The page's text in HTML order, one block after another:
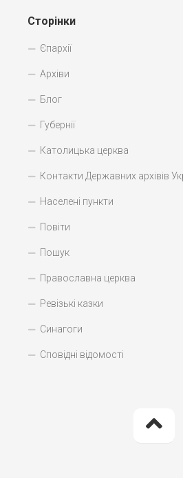
Сторінки
Єпархії
Архіви
Блог
Губернії
Католицька церква
Контакти Державних архівів
Населені пункти
Повіти
Пошук
Православна церква
Ревізькі казки
Синагоги
Сповідні відомості